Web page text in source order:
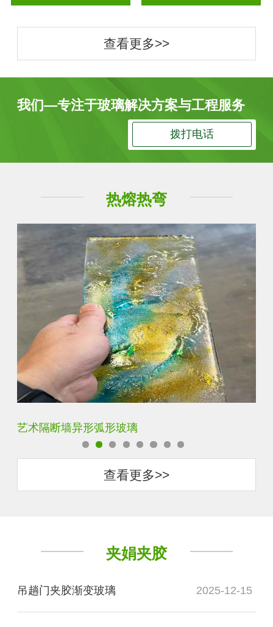
查看更多>>
我们—专注于玻璃解决方案与工程服务
拨打电话
热熔热弯
压花钢化热熔玻璃
查看更多>>
夹娟夹胶
吊趟门夹胶渐变玻璃 2025-12-15